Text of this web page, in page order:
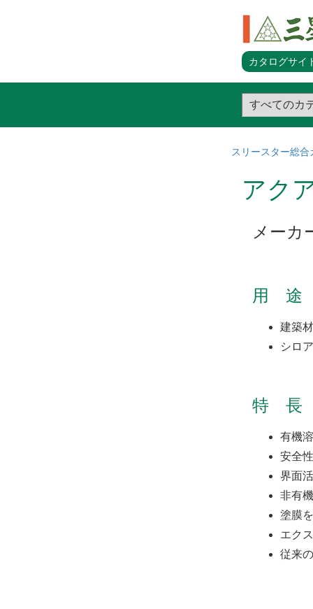
カタログサイ
スリースター総合
アク
メーカ
用 途
建築
シロ
特 長
有機
安全
界面
非有
塗膜
エク
従来